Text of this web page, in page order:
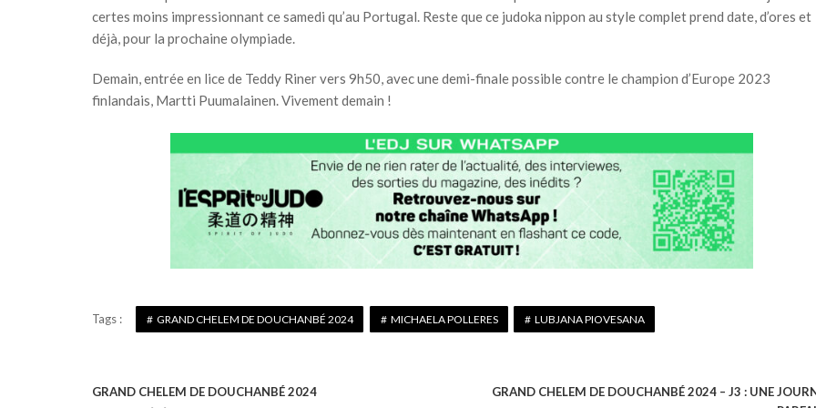
certes moins impressionnant ce samedi qu’au Portugal. Reste que ce judoka nippon au style complet prend date, d’ores et
déjà, pour la prochaine olympiade.
Demain, entrée en lice de Teddy Riner vers 9h50, avec une demi-finale possible contre le champion d’Europe 2023
finlandais, Martti Puumalainen. Vivement demain !
Tags : GRAND CHELEM DE DOUCHANBÉ 2024 MICHAELA POLLERES LUBJANA PIOVESANA
GRAND CHELEM DE DOUCHANBÉ 2024
GRAND CHELEM DE DOUCHANBÉ 2024 – J3 : UNE